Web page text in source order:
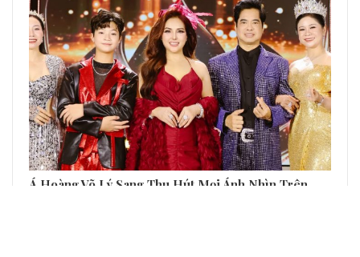
Á Hoàng Võ Lý Sang Thu Hút Mọi Ánh Nhìn Trên